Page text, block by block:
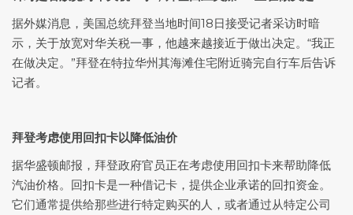
据外媒消息，美国总统拜登当地时间18日接受记者采访时暗
示，关于放宽对华关税一事，他越来越接近于做出决定。“我正
在做决定。”拜登在特拉华州其海滩住宅附近骑完自行车后告诉
记者。
拜登考虑使用回扣卡以降低油价
据华盛顿邮报，拜登政府官员正在考虑使用回扣卡来帮助降低
汽油价格。回扣卡是一种借记卡，提供企业承诺的回扣资金。
它们通常提供给那些进行特定购买的人，或者通过从特定公司